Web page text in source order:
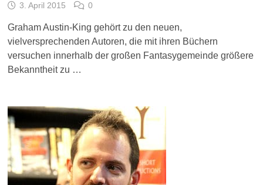
3. April 2015 0
Graham Austin-King gehört zu den neuen,
vielversprechenden Autoren, die mit ihren Büchern
versuchen innerhalb der großen Fantasygemeinde größere
Bekanntheit zu …